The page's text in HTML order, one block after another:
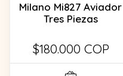
Milano Mi827 Aviador
Tres Piezas
$180.000 COP